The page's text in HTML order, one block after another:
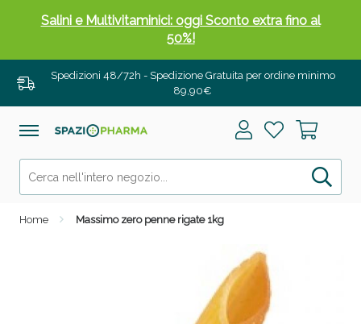
Spedizioni 48/72h - Spedizione Gratuita per ordine minimo
89,90€
Home Massimo zero penne rigate 1kg
Salini e Multivitaminici: oggi Sconto extra fino al
50%!
Anticellulite e Fanghi: Sconto fino al 40% valido